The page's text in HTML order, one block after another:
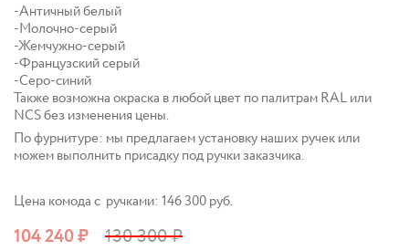
-Античный белый
-Молочно-серый
-Жемчужно-серый
-Французский серый
-Серо-синий
Также возможна окраска в любой цвет по палитрам RAL или
NCS без изменения цены.
По фурнитуре: мы предлагаем установку наших ручек или
можем выполнить присадку под ручки заказчика.
Цена комода с ручками: 146 300 руб.
104 240₽ 130 300₽